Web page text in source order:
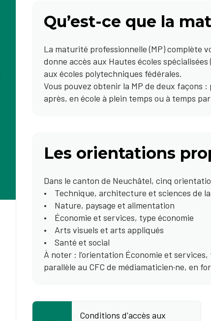
Qu’est-ce que la
La maturité professionnelle (MP) complète
donne accès aux Hautes écoles
aux écoles polytechniques fédérales.
Vous pouvez obtenir la MP de deux façons
après, en école à plein temps ou à temps
Les orientations
Dans le canton de Neuchâtel, cinq
• Technique, architecture et sciences de
• Nature, paysage et alimentation
• Économie et services, type économie
• Arts visuels et arts appliqués
• Santé et social
À noter : l’orientation Économie et
parallèle au CFC de médiamaticien·ne, en
Conditions d'accès aux